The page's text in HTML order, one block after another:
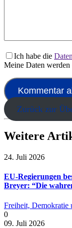
Ich habe die
Meine Daten werden
Zurück zur
Weitere
24. Juli 2026
EU-Regierungen
Breyer: “Die
Freiheit, Demokratie
0
09. Juli 2026